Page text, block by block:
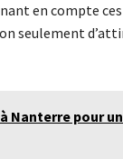
en compte
seulement
Nanterre pour